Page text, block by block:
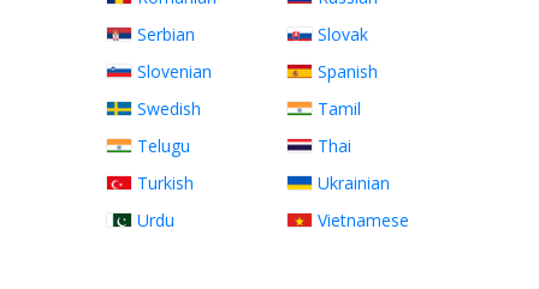
Serbian
Slovak
Slovenian
Spanish
Swedish
Tamil
Telugu
Thai
Turkish
Ukrainian
Urdu
Vietnamese